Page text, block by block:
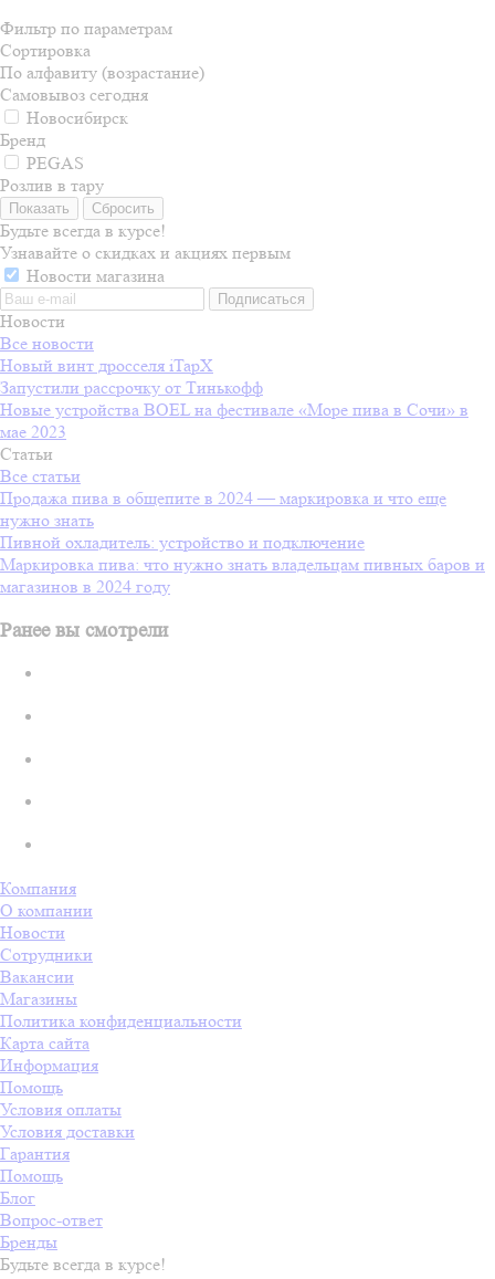
Фильтр по параметрам
Сортировка
По алфавиту (возрастание)
Самовывоз сегодня
Новосибирск
Бренд
PEGAS
Розлив в тару
Сбросить
Будьте всегда в курсе!
Узнавайте о скидках и акциях первым
Новости магазина
Новости
Все новости
Новый винт дросселя iTapX
Запустили рассрочку от Тинькофф
Новые устройства BOEL на фестивале «Море пива в Сочи» в
мае 2023
Статьи
Все статьи
Продажа пива в общепите в 2024 — маркировка и что еще
нужно знать
Пивной охладитель: устройство и подключение
Маркировка пива: что нужно знать владельцам пивных баров и
магазинов в 2024 году
Ранее вы смотрели
Компания
О компании
Новости
Сотрудники
Вакансии
Магазины
Политика конфиденциальности
Карта сайта
Информация
Помощь
Условия оплаты
Условия доставки
Гарантия
Помощь
Блог
Вопрос-ответ
Бренды
Будьте всегда в курсе!